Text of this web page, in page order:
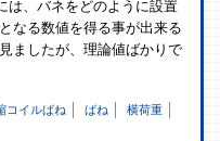
は、バネをどのように設置
なる数値を得る事が出来る
ましたが、理論値ばかりで
コイルばね ばね
横荷重